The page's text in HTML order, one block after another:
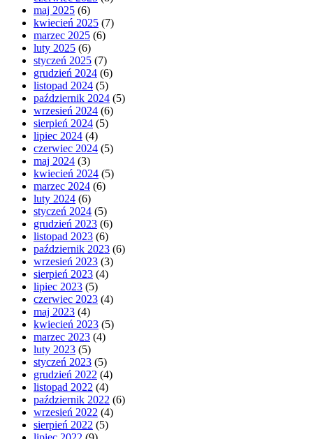
maj 2025 (6)
kwiecień 2025 (7)
marzec 2025 (6)
luty 2025 (6)
styczeń 2025 (7)
grudzień 2024 (6)
listopad 2024 (5)
październik 2024 (5)
wrzesień 2024 (6)
sierpień 2024 (5)
lipiec 2024 (4)
czerwiec 2024 (5)
maj 2024 (3)
kwiecień 2024 (5)
marzec 2024 (6)
luty 2024 (6)
styczeń 2024 (5)
grudzień 2023 (6)
listopad 2023 (6)
październik 2023 (6)
wrzesień 2023 (3)
sierpień 2023 (4)
lipiec 2023 (5)
czerwiec 2023 (4)
maj 2023 (4)
kwiecień 2023 (5)
marzec 2023 (4)
luty 2023 (5)
styczeń 2023 (5)
grudzień 2022 (4)
listopad 2022 (4)
październik 2022 (6)
wrzesień 2022 (4)
sierpień 2022 (5)